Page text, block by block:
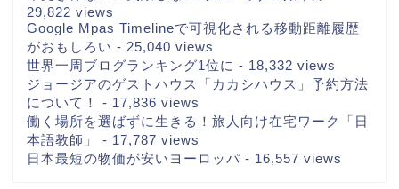
29,822 views
Google Mpas Timelineで可視化される移動距離履歴
がおもしろい - 25,040 views
世界一周ブログランキング1位に - 18,332 views
ジョージアのゲストハウス「カカシハウス」予約方法
について！
- 17,836 views
働く場所を選ばずに生きる！旅人向け在宅ワーク「日
本語教師」
- 17,787 views
日本最短の物価が安いヨーロッパ - 16,557 views